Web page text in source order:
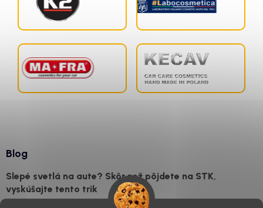
Blog
Slepé svetlá na aute? Skôr než pôjdete na STK,
vyskúšajte tento trik